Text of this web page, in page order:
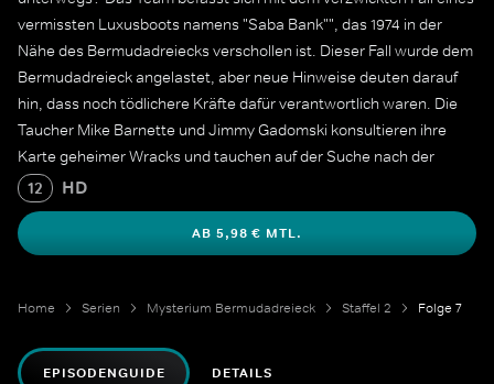
vermissten Luxusboots namens "Saba Bank"", das 1974 in der
Nähe des Bermudadreiecks verschollen ist. Dieser Fall wurde dem
Bermudadreieck angelastet, aber neue Hinweise deuten darauf
hin, dass noch tödlichere Kräfte dafür verantwortlich waren. Die
Taucher Mike Barnette und Jimmy Gadomski konsultieren ihre
Karte geheimer Wracks und tauchen auf der Suche nach der
"Saba Bank"", während die Ermittler an Land angebliche
Verbindungen zur Mafia und zu Kartellverbrechern aufdecken.
12 HD
AB 5,98 € MTL.
Home Serien Mysterium Bermudadreieck Staffel 2 Folge 7
EPISODENGUIDE DETAILS